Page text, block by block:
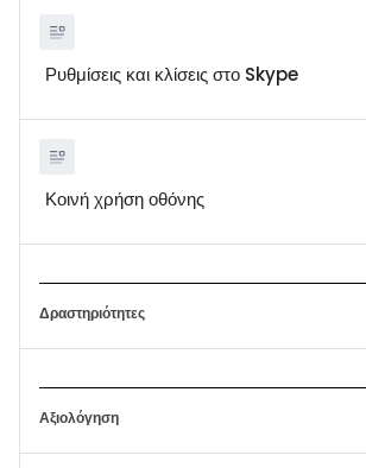
Ρυθμίσεις και κλίσεις στο Skype
Κοινή χρήση οθόνης
Δραστηριότητες
Αξιολόγηση